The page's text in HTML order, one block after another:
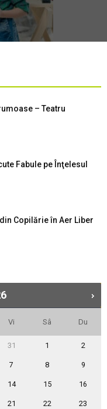
– Teatru
Fabule pe Înţelesul
Copilărie în Aer Liber
Vi Sâ Du
31 1 2
7 8 9
14 15 16
21 22 23